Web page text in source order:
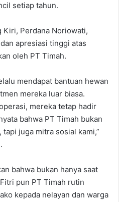
setiap tahun.
Kiri, Perdana Noriowati,
apresiasi tinggi atas
oleh PT Timah.
mendapat bantuan hewan
mereka luar biasa.
mereka tetap hadir
bahwa PT Timah bukan
juga mitra sosial kami,”
bahwa bukan hanya saat
pun PT Timah rutin
kepada nelayan dan warga